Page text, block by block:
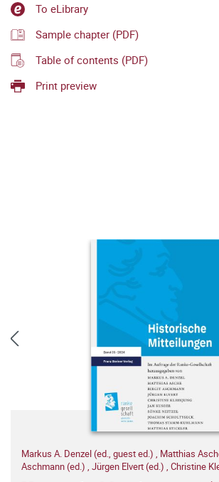
To eLibrary
Sample chapter (PDF)
Table of contents (PDF)
Print preview
Markus A. Denzel (ed., guest ed.) , Matthias
Aschmann (ed.) , Jürgen Elvert (ed.) , Christine
Joachim